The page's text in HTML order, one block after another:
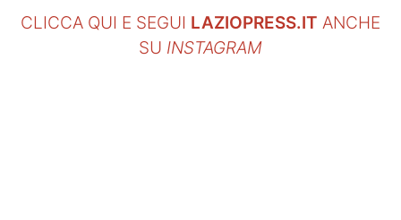
CLICCA QUI E SEGUI LAZIOPRESS.IT ANCHE
SU INSTAGRAM